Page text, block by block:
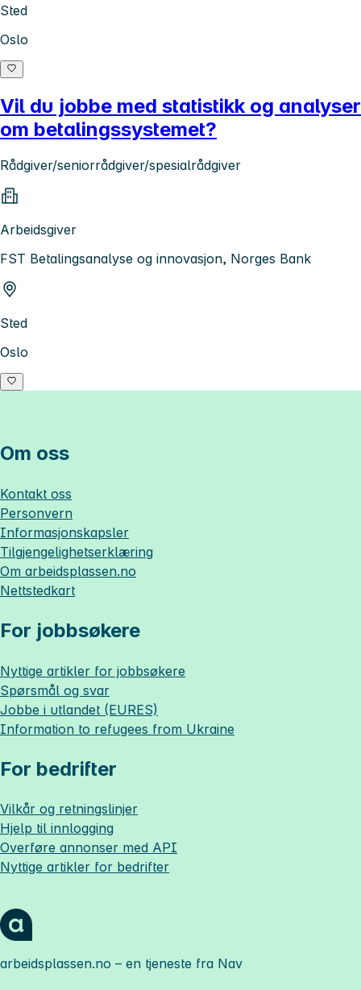
Sted
Oslo
Vil du jobbe med statistikk og analyser
om betalingssystemet?
Rådgiver/seniorrådgiver/spesialrådgiver
Arbeidsgiver
FST Betalingsanalyse og innovasjon, Norges Bank
Sted
Oslo
Om oss
Kontakt oss
Personvern
Informasjonskapsler
Tilgjengelighetserklæring
Om arbeidsplassen.no
Nettstedkart
For jobbsøkere
Nyttige artikler for jobbsøkere
Spørsmål og svar
Jobbe i utlandet (EURES)
Information to refugees from Ukraine
For bedrifter
Vilkår og retningslinjer
Hjelp til innlogging
Overføre annonser med API
Nyttige artikler for bedrifter
arbeidsplassen.no – en tjeneste fra Nav